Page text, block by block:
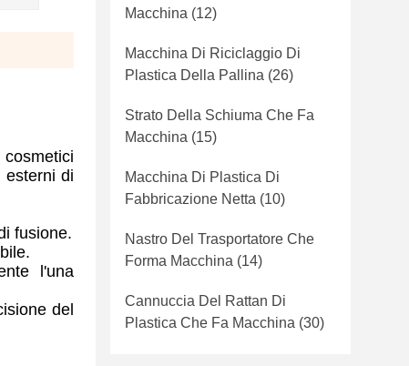
esterni di
fusione.
l'una
del
Macchina (12)
Macchina Di Riciclaggio Di
Plastica Della Pallina (26)
Strato Della Schiuma Che Fa
Macchina (15)
Macchina Di Plastica Di
Fabbricazione Netta (10)
Nastro Del Trasportatore Che
Forma Macchina (14)
Cannuccia Del Rattan Di
Plastica Che Fa Macchina (30)